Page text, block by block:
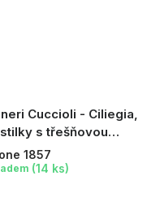
Cuccioli - Ciliegia,
s třešňovou
v plechové dóze,
g
1857
(14 ks)